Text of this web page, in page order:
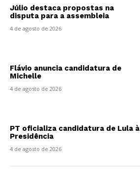
Júlio destaca propostas na
disputa para a assembleia
4 de agosto de 2026
Flávio anuncia candidatura de
Michelle
4 de agosto de 2026
PT oficializa candidatura de Lula à
Presidência
4 de agosto de 2026